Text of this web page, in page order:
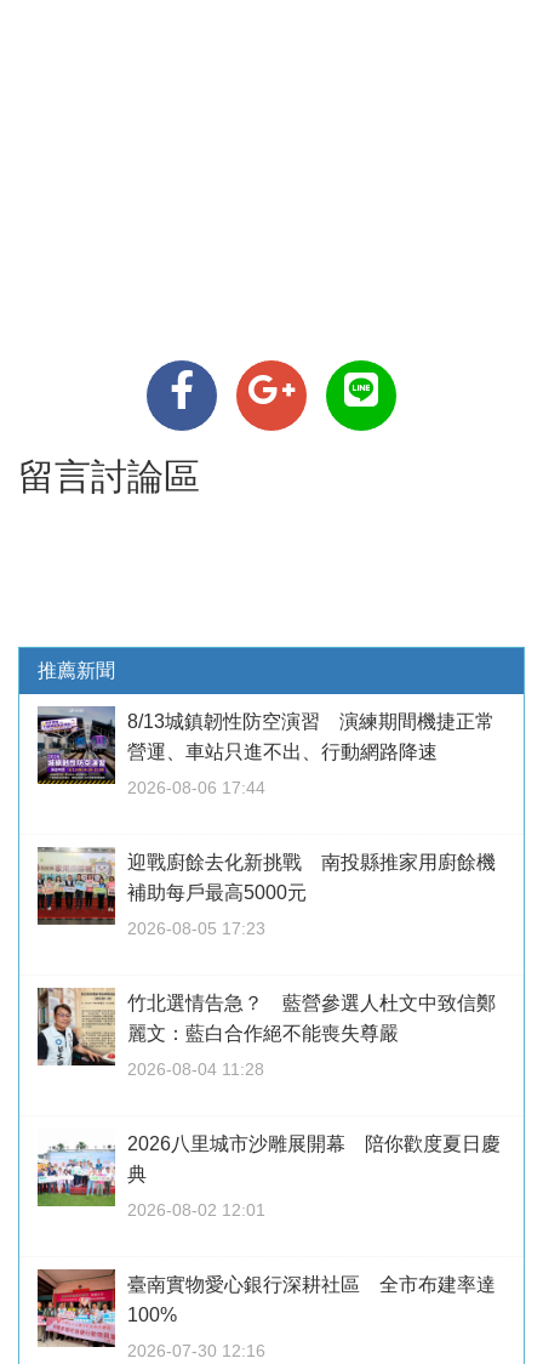
留言討論區
推薦新聞
8/13城鎮韌性防空演習 演練期間機捷正常
營運、車站只進不出、行動網路降速
2026-08-06 17:44
迎戰廚餘去化新挑戰 南投縣推家用廚餘機
補助每戶最高5000元
2026-08-05 17:23
竹北選情告急？ 藍營參選人杜文中致信鄭
麗文：藍白合作絕不能喪失尊嚴
2026-08-04 11:28
2026八里城市沙雕展開幕 陪你歡度夏日慶
典
2026-08-02 12:01
臺南實物愛心銀行深耕社區 全市布建率達
100%
2026-07-30 12:16